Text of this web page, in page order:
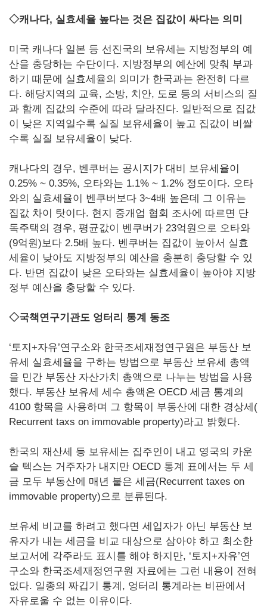
◇캐나다, 실효세율 높다는 것은 집값이 싸다는 의미
미국 캐나다 일본 등 선진국의 보유세는 지방정부의 예
산을 충당하는 수단이다. 지방정부의 예산에 맞춰 부과
하기 때문에 실효세율의 의미가 한국과는 완전히 다르
다. 해당지역의 교육, 소방, 치안, 도로 등의 서비스의 질
과 함께 집값의 수준에 따라 달라진다. 일반적으로 집값
이 낮은 지역일수록 실질 보유세율이 높고 집값이 비쌀
수록 실질 보유세율이 낮다.
캐나다의 경우, 벤쿠버는 공시지가 대비 보유세율이
0.25% ~ 0.35%, 오타와는 1.1% ~ 1.2% 정도이다. 오타
와의 실효세율이 벤쿠버보다 3~4배 높은데 그 이유는
집값 차이 탓이다. 현지 중개업 협회 조사에 따르면 단
독주택의 경우, 평균값이 벤쿠버가 23억원으로 오타와
(9억원)보다 2.5배 높다. 벤쿠버는 집값이 높아서 실효
세율이 낮아도 지방정부의 예산을 충분히 충당할 수 있
다. 반면 집값이 낮은 오타와는 실효세율이 높아야 지방
정부 예산을 충당할 수 있다.
◇국책연구기관도 엉터리 통계 동조
‘토지+자유’연구소와 한국조세재정연구원은 부동산 보
유세 실효세율을 구하는 방법으로 부동산 보유세 총액
을 민간 부동산 자산가치 총액으로 나누는 방법을 사용
했다. 부동산 보유세 세수 총액은 OECD 세금 통계의
4100 항목을 사용하며 그 항목이 부동산에 대한 경상세(
Recurrent taxs on immovable property)라고 밝혔다.
한국의 재산세 등 보유세는 집주인이 내고 영국의 카운
슬 텍스는 거주자가 내지만 OECD 통계 표에서는 두 세
금 모두 부동산에 매년 붙은 세금(Recurrent taxes on
immovable property)으로 분류된다.
보유세 비교를 하려고 했다면 세입자가 아닌 부동산 보
유자가 내는 세금을 비교 대상으로 삼아야 하고 최소한
보고서에 각주라도 표시를 해야 하지만, ‘토지+자유’연
구소와 한국조세재정연구원 자료에는 그런 내용이 전혀
없다. 일종의 짜깁기 통계, 엉터리 통계라는 비판에서
자유로울 수 없는 이유이다.